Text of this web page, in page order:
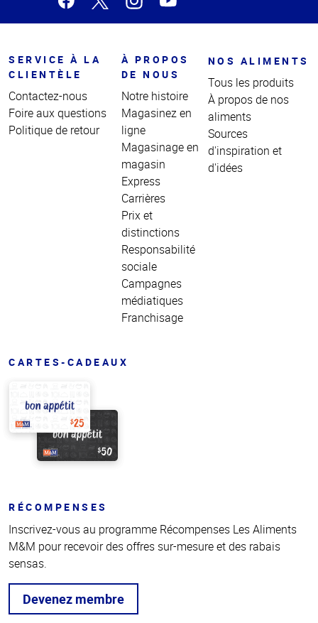
SERVICE À LA
CLIENTÈLE
Contactez-nous
Foire aux questions
Politique de retour
À PROPOS
DE NOUS
Notre histoire
Magasinez en
ligne
Magasinage en
magasin
Express
Carrières
Prix et
distinctions
Responsabilité
sociale
Campagnes
médiatiques
Franchisage
NOS ALIMENTS
Tous les produits
À propos de nos
aliments
Sources
d'inspiration et
d'idées
CARTES-CADEAUX
RÉCOMPENSES
Inscrivez-vous au programme Récompenses Les Aliments
M&M pour recevoir des offres sur-mesure et des rabais
sensas.
Devenez membre